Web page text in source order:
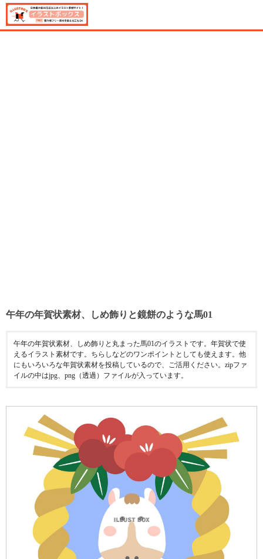
午年の年賀状素材、しめ飾りと鏡餅のような馬01
午年の年賀状素材、しめ飾りと丸まった馬01のイラストです。年賀状で使
えるイラスト素材です。ちらしなどのワンポイントとしても使えます。他
にもいろいろな年賀状素材を投稿しているので、ご活用ください。zipファ
イルの中はjpg、png（透過）ファイルが入っています。